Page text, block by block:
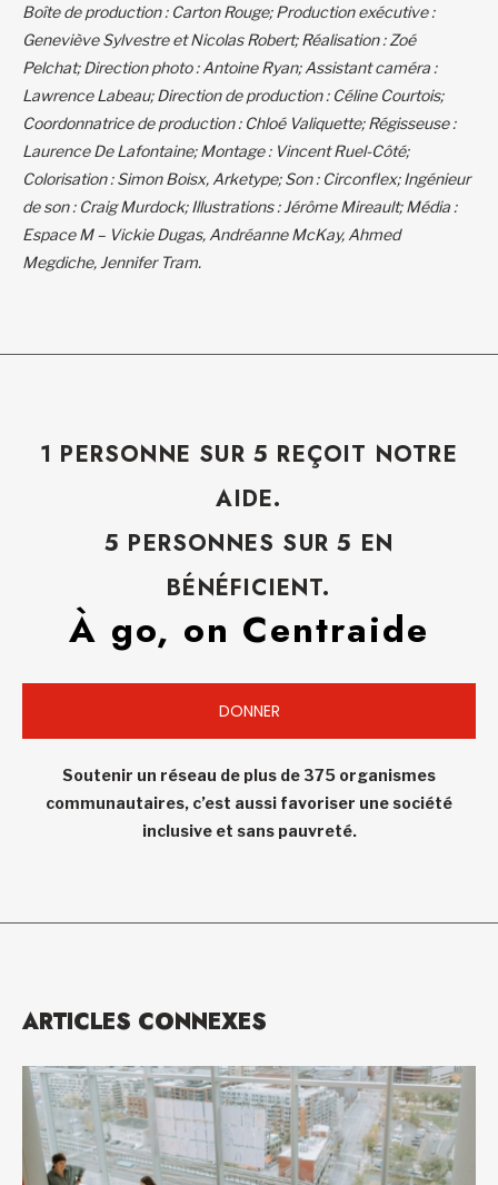
Boîte de production : Carton Rouge; Production exécutive :
Geneviève Sylvestre et Nicolas Robert; Réalisation : Zoé
Pelchat; Direction photo : Antoine Ryan; Assistant caméra :
Lawrence Labeau; Direction de production : Céline Courtois;
Coordonnatrice de production : Chloé Valiquette; Régisseuse :
Laurence De Lafontaine; Montage : Vincent Ruel-Côté;
Colorisation : Simon Boisx, Arketype; Son : Circonflex; Ingénieur
de son : Craig Murdock; Illustrations : Jérôme Mireault; Média :
Espace M – Vickie Dugas, Andréanne McKay, Ahmed
Megdiche, Jennifer Tram.
1 PERSONNE SUR 5 REÇOIT NOTRE
AIDE.
5 PERSONNES SUR 5 EN
BÉNÉFICIENT.
À go, on Centraide
DONNER
Soutenir un réseau de plus de 375 organismes
communautaires, c’est aussi favoriser une société
inclusive et sans pauvreté.
ARTICLES CONNEXES